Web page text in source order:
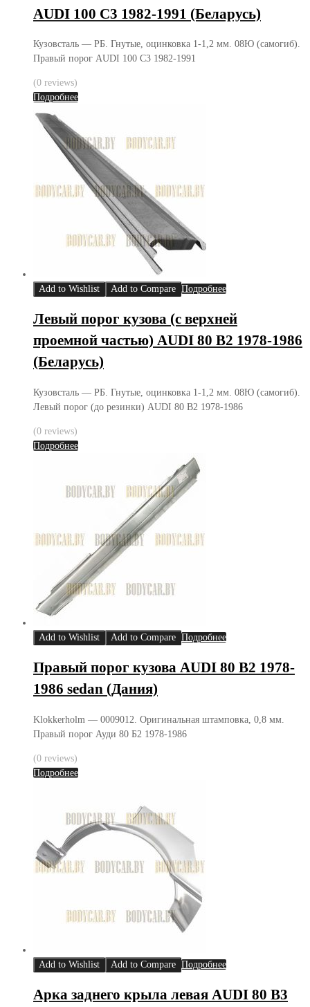
AUDI 100 C3 1982-1991 (Беларусь)
Кузовсталь — РБ. Гнутые, оцинковка 1-1,2 мм. 08Ю (самогиб).
Правый порог AUDI 100 C3 1982-1991
(0 reviews)
Подробнее
Add to Wishlist Add to Compare Подробнее
Левый порог кузова (с верхней
проемной частью) AUDI 80 B2 1978-1986
(Беларусь)
Кузовсталь — РБ. Гнутые, оцинковка 1-1,2 мм. 08Ю (самогиб).
Левый порог (до резинки) AUDI 80 B2 1978-1986
(0 reviews)
Подробнее
Add to Wishlist Add to Compare Подробнее
Правый порог кузова AUDI 80 B2 1978-
1986 sedan (Дания)
Klokkerholm — 0009012. Оригинальная штамповка, 0,8 мм.
Правый порог Ауди 80 Б2 1978-1986
(0 reviews)
Подробнее
Add to Wishlist Add to Compare Подробнее
Арка заднего крыла левая AUDI 80 B3